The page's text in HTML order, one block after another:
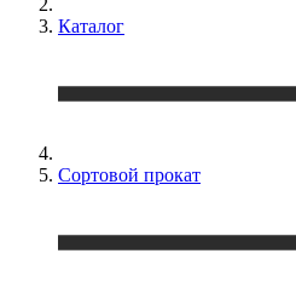
Каталог
Сортовой прокат